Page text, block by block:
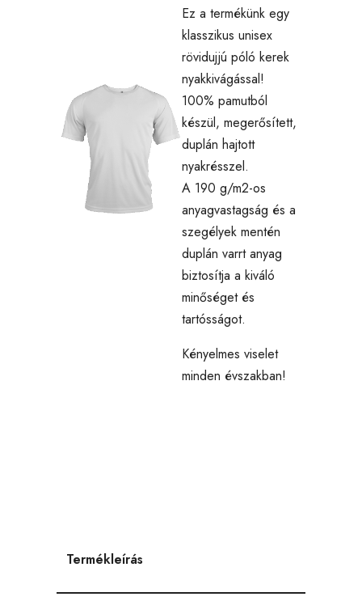
Ez a termékünk egy
klasszikus unisex
rövidujjú póló kerek
nyakkivágással!
100% pamutból
készül, megerősített,
duplán hajtott
nyakrésszel.
A 190 g/m2-os
anyagvastagság és a
szegélyek mentén
duplán varrt anyag
biztosítja a kiváló
minőséget és
tartósságot.
Kényelmes viselet
minden évszakban!
Termékleírás